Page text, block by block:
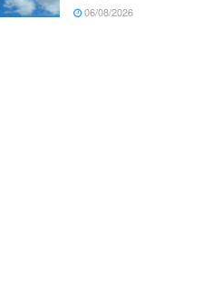
06/08/2026